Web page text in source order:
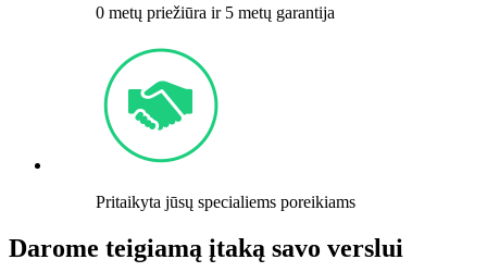
0 metų priežiūra ir 5 metų garantija
Pritaikyta jūsų specialiems poreikiams
Darome teigiamą įtaką savo verslui